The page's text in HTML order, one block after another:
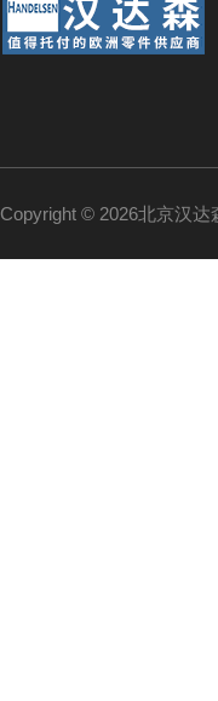
Copyright © 2026北京汉